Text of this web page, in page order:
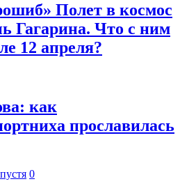
Полет в космос
Гагарина. Что с ним
12 апреля?
как
прославилась
0